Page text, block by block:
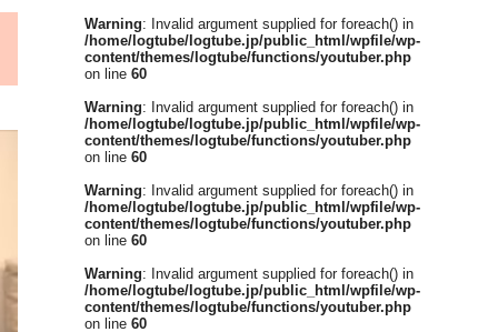
Warning: Invalid argument supplied for foreach() in
/home/logtube/logtube.jp/public_html/wpfile/wp-
content/themes/logtube/functions/youtuber.php
on line 60
Warning: Invalid argument supplied for foreach() in
/home/logtube/logtube.jp/public_html/wpfile/wp-
content/themes/logtube/functions/youtuber.php
on line 60
Warning: Invalid argument supplied for foreach() in
/home/logtube/logtube.jp/public_html/wpfile/wp-
content/themes/logtube/functions/youtuber.php
on line 60
Warning: Invalid argument supplied for foreach() in
/home/logtube/logtube.jp/public_html/wpfile/wp-
content/themes/logtube/functions/youtuber.php
on line 60